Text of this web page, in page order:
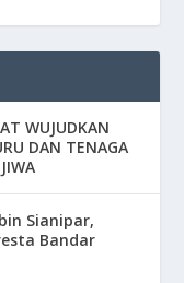
WUJUDKAN
DAN TENAGA
Sianipar,
Bandar